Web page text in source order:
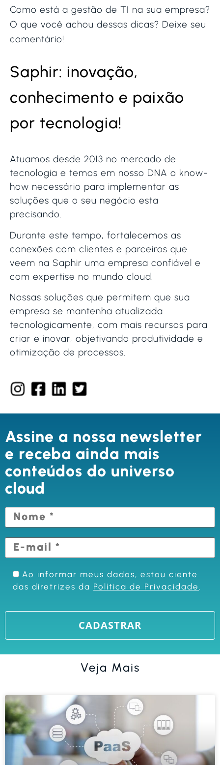
Como está a gestão de TI na sua empresa?
O que você achou dessas dicas? Deixe seu
comentário!
Saphir: inovação,
conhecimento e paixão
por tecnologia!
Atuamos desde 2013 no mercado de
tecnologia e temos em nosso DNA o know-
how necessário para implementar as
soluções que o seu negócio esta
precisando.
Durante este tempo, fortalecemos as
conexões com clientes e parceiros que
veem na Saphir uma empresa confiável e
com expertise no mundo cloud.
Nossas soluções que permitem que sua
empresa se mantenha atualizada
tecnologicamente, com mais recursos para
criar e inovar, objetivando produtividade e
otimização de processos.
Assine a nossa newsletter
e receba ainda mais
conteúdos do universo
cloud
Ao informar meus dados, estou ciente
das diretrizes da Política de Privacidade.
Veja Mais